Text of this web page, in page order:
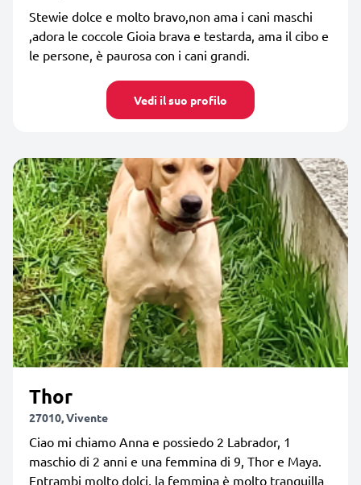
Stewie dolce e molto bravo,non ama i cani maschi
,adora le coccole Gioia brava e testarda, ama il cibo e
le persone, è paurosa con i cani grandi.
Vedi il suo profilo
Thor
27010, Vivente
Ciao mi chiamo Anna e possiedo 2 Labrador, 1
maschio di 2 anni e una femmina di 9, Thor e Maya.
Entrambi molto dolci, la femmina è molto tranquilla